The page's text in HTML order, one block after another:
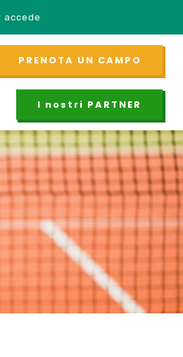
PRENOTA UN CAMPO
I nostri PARTNER